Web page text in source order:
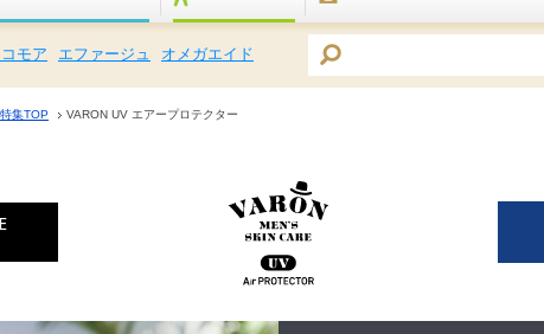
コモア エファージュ オメガエイド
特集TOP VARON UV エアープロテクター